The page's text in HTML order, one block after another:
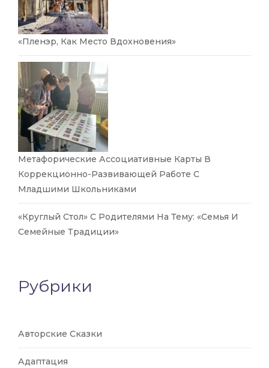
«Пленэр, Как Место Вдохновения»
Метафорические Ассоциативные Карты В
Коррекционно-Развивающей Работе С
Младшими Школьниками
«Круглый Стол» С Родителями На Тему: «Семья И
Семейные Традиции»
Рубрики
Авторские Сказки
Адаптация